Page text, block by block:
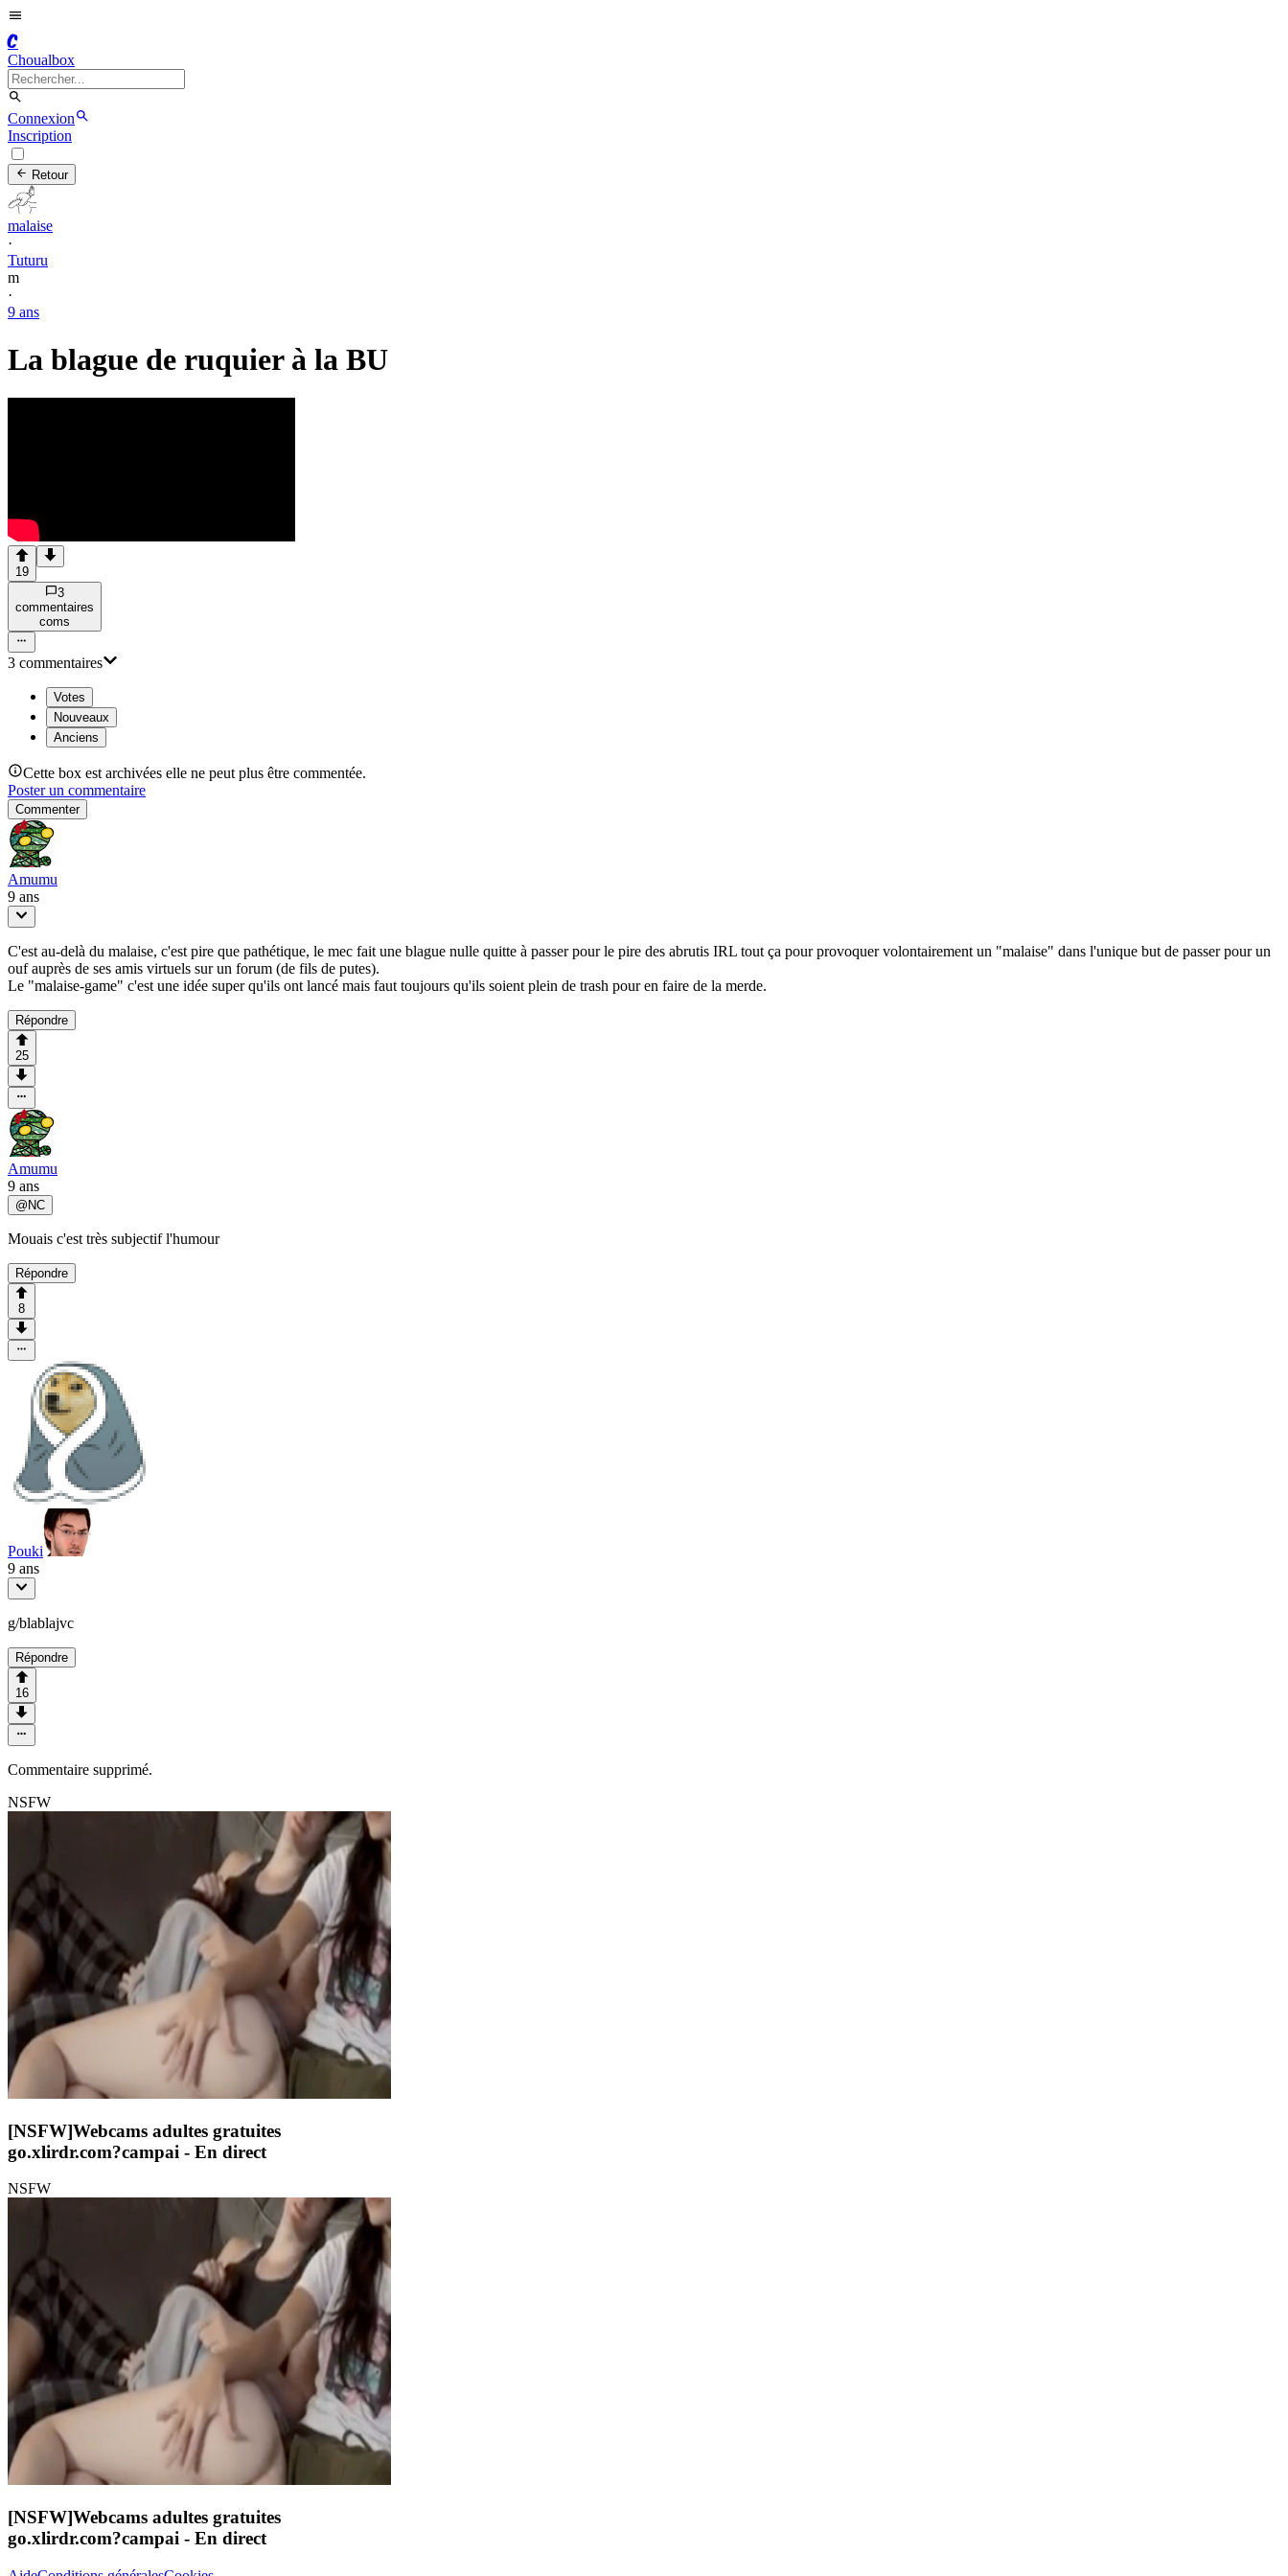
C
Choualbox
Connexion
Inscription
Retour
malaise
·
Tuturu
m
·
9 ans
La blague de ruquier à la BU
19
3
commentaires
coms
3 commentaires
Votes
Nouveaux
Anciens
Cette box est archivées elle ne peut plus être commentée.
Poster un commentaire
Commenter
Amumu
9 ans
C'est au-delà du malaise, c'est pire que pathétique, le mec fait une blague nulle quitte à passer pour le pire des abrutis IRL tout ça pour provoquer volontairement un "malaise" dans l'unique but de passer pour un
ouf auprès de ses amis virtuels sur un forum (de fils de putes).
Le "malaise-game" c'est une idée super qu'ils ont lancé mais faut toujours qu'ils soient plein de trash pour en faire de la merde.
Répondre
25
Amumu
9 ans
@NC
Mouais c'est très subjectif l'humour
Répondre
8
Pouki
9 ans
g/blablajvc
Répondre
16
Commentaire supprimé.
NSFW
[NSFW]Webcams adultes gratuites
go.xlirdr.com?campai - En direct
NSFW
[NSFW]Webcams adultes gratuites
go.xlirdr.com?campai - En direct